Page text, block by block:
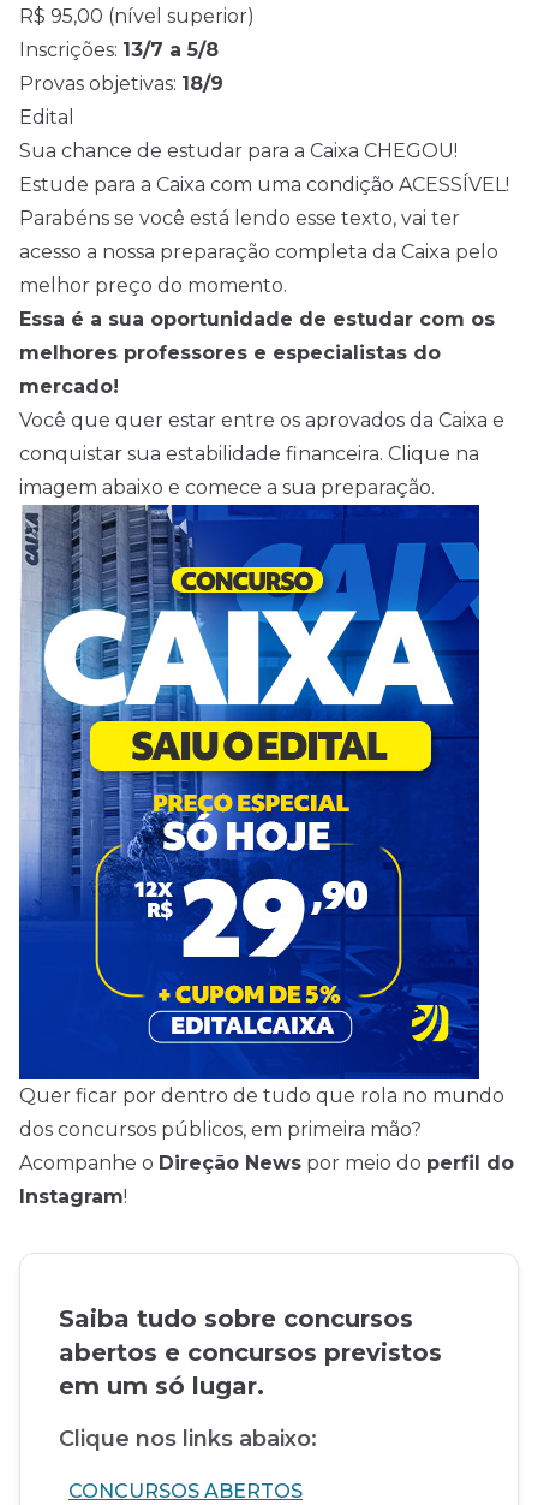
R$ 95,00 (nível superior)
Inscrições: 13/7 a 5/8
Provas objetivas: 18/9
Edital
Sua chance de estudar para a Caixa CHEGOU!
Estude para a Caixa com uma condição ACESSÍVEL!
Parabéns se você está lendo esse texto, vai ter
acesso a nossa preparação completa da Caixa pelo
melhor preço do momento.
Essa é a sua oportunidade de estudar com os
melhores professores e especialistas do
mercado!
Você que quer estar entre os aprovados da Caixa e
conquistar sua estabilidade financeira. Clique na
imagem abaixo e comece a sua preparação.
Quer ficar por dentro de tudo que rola no mundo
dos concursos públicos, em primeira mão?
Acompanhe o Direção News por meio do perfil do
Instagram!
Saiba tudo sobre concursos
abertos e concursos previstos
em um só lugar.
Clique nos links abaixo:
CONCURSOS ABERTOS